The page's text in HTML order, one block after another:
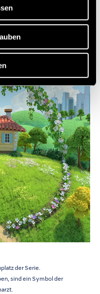
der Serie.
sind ein Symbol der